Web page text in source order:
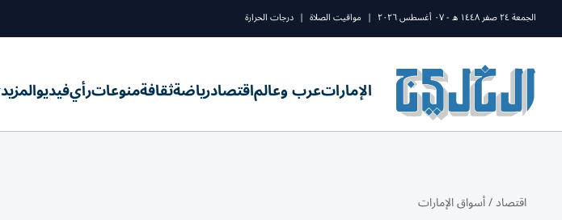
الجمعة ٢٤ صفر ١٤٤٨ ه - ٠٧ أغسطس ٢٠٢٦ | مواقيت الصلاة | درجات الحرارة
الإماراتعرب وعالماقتصادرياضةثقافةمنوعاترأيفيديوالمزيد
اقتصاد/أسواق الإمارات